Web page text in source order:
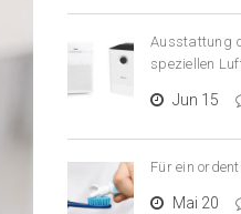
Ausstattung
speziellen
Jun 15
Für ein
Mai 20